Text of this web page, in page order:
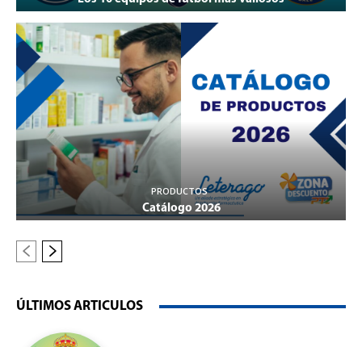
PRODUCTOS
Catálogo 2026
ÚLTIMOS ARTICULOS